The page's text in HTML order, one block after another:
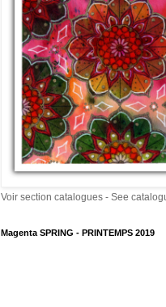
Voir section catalogues - See
Magenta SPRING - PRINTEMPS 2019